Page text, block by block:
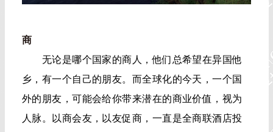
商
无论是哪个国家的商人，他们总希望在异国他
乡，有一个自己的朋友。而全球化的今天，一个国
外的朋友，可能会给你带来潜在的商业价值，视为
人脉。以商会友，以友促商，一直是全商联酒店投